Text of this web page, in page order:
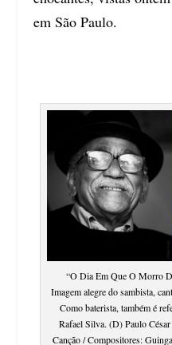
em São Paulo.
“O Dia Em Que O Morro
Imagem alegre do sambista,
Como baterista, também é
Rafael Silva. (D) Paulo
Canção / Compositores: